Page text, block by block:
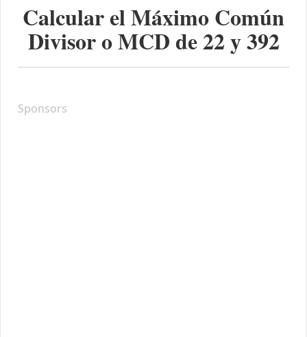
Calcular el Máximo Común
Divisor o MCD de22y392
Sponsors